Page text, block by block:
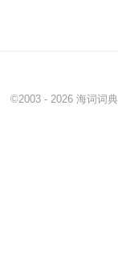
©2003 - 2026 海词词典